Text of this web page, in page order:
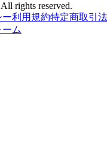
rights reserved.
ー利用規約特定商取引
ム